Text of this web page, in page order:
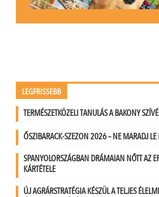
LEGFRISSEBB
TERMÉSZETKÖZELI TANULÁS A BAKONY
ŐSZIBARACK-SZEZON 2026 – NE MARADJ LE
SPANYOLORSZÁGBAN DRÁMAIAN NŐTT AZ
KÁRTÉTELE
ÚJ AGRÁRSTRATÉGIA KÉSZÜL A TELJES